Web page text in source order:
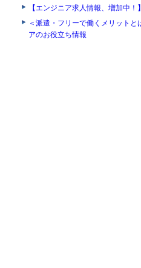
【エンジニア求人情報、増加中
＜派遣・フリーで働くメリット
アのお役立ち情報